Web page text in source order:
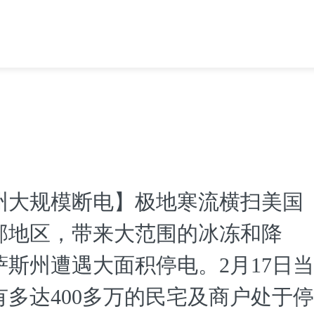
大规模断电】极地寒流横扫美国
地区，带来大范围的冰冻和降
斯州遭遇大面积停电。2月17日当
多达400多万的民宅及商户处于停